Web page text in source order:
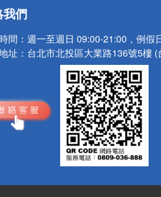
我們
間： 週一至週日 09:00-21:00，例假
址： 台北市北投區大業路136號5樓 (